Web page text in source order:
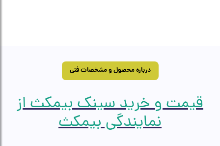
درباره محصول و مشخصات فنی
قیمت و خرید سینک بیمکث از
نمایندگی بیمکث